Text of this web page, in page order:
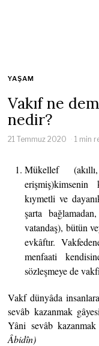
YAŞAM
Vakıf ne
nedir?
21 Temmuz 2020 1 min
Mükellef
kıymetli ve
şarta
vatandaş), bütün
evkâftır.
menfaati
sözleşmeye de
Vakf dünyâda
sevâb kazanmak
Yâni sevâb
Âbidîn)